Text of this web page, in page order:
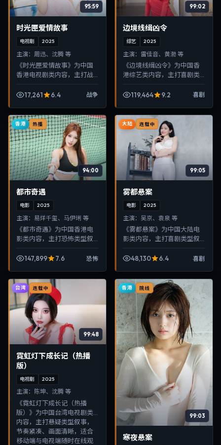
95:59
时光匣爱情故事
电视剧 2025
主演： 周迅、沈腾 等
《时光匣爱情故事》为中国
香港电视剧类内容，主打战
面清晰，适合移动端与电视
17,261 6.4 战争
99:02
边境线缉凶令
综艺 2025
主演： 雷佳音、黄渤 等
《边境线缉凶令》为中国香
港综艺类内容，主打喜剧类
晰，适合移动端与电视端随
119,464 9.2 喜剧
香港 热播
94:00
都市奇遇
电影 2025
主演： 易烊千玺、马伊琍 等
《都市奇遇》为中国香港电
影类内容，主打恐怖类型叙
适合移动端与电视端随时在
147,899 7.6 恐怖
大陆 连载中
99:05
雾都悬案
电影 2025
主演： 吴京、袁泉 等
《雾都悬案》为中国大陆电
影类内容，主打喜剧类型叙
适合移动端与电视端随时在
48,130 6.4 喜剧
台湾 连载中
99:48
霓虹灯下成长记（热播
版）
电视剧 2025
主演： 陈坤、沈腾 等
《霓虹灯下成长记（热播
版）》为中国台湾电视剧类
内容，主打悬疑类型叙事，
节奏紧凑、画面清晰，适合
移动端与电视端随时在线观
香港 院线
99:03
寒夜悬案